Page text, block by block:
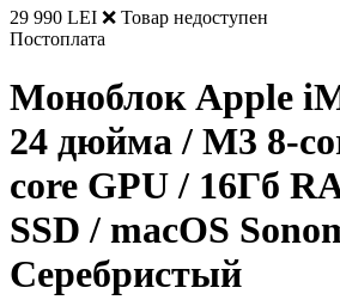
29 990 LEI ❌ Товар недоступен
Постоплата
Моноблок Apple
24 дюйма / M3 8-
core GPU / 16Гб
SSD / macOS
Серебристый